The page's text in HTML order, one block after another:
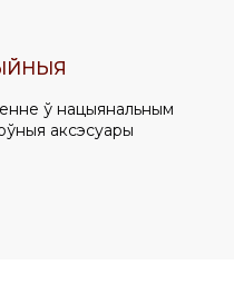
ў нацыянальным
аксэсуары